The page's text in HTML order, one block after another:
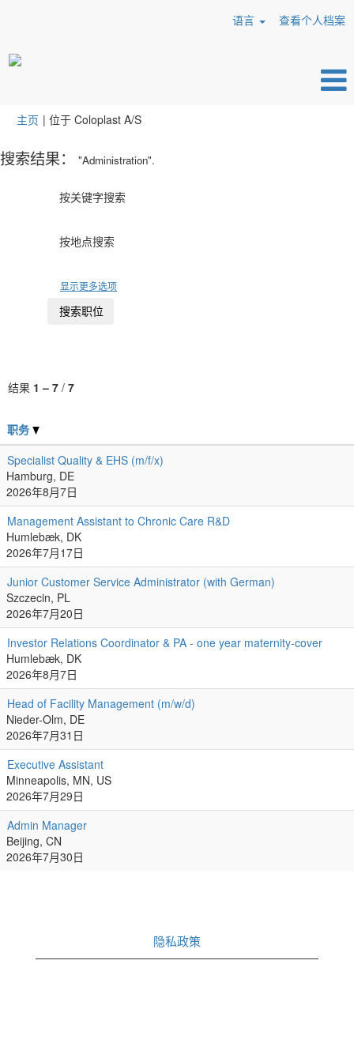
语言 查看个人档案
主页 | 位于 Coloplast A/S（当
面）
搜索结果： "Administration".
按关键字搜索
按地点搜索
显示更多选项
结果 1 – 7 / 7
职务
Specialist Quality & EHS (m/f/x)
Hamburg, DE
2026年8月7日
Management Assistant to Chronic Care R&D
Humlebæk, DK
2026年7月17日
Junior Customer Service Administrator (with German)
Szczecin, PL
2026年7月20日
Investor Relations Coordinator & PA - one year maternity-cover
Humlebæk, DK
2026年8月7日
Head of Facility Management (m/w/d)
Nieder-Olm, DE
2026年7月31日
Executive Assistant
Minneapolis, MN, US
2026年7月29日
Admin Manager
Beijing, CN
2026年7月30日
隐私政策